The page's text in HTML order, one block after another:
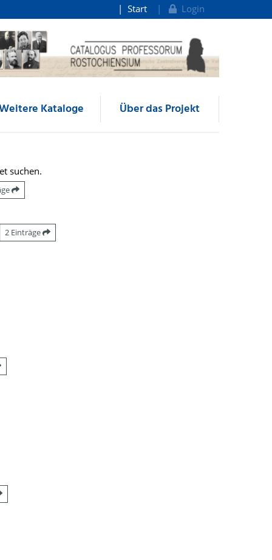
Start Login
Kataloge Über das Projekt
suchen.
2 Einträge